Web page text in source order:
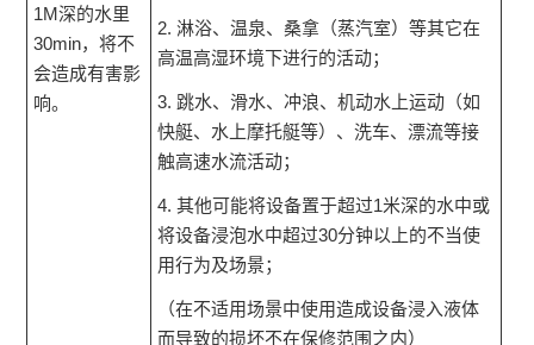
1M深的水里
30min，将不
会造成有害影
响。
2. 淋浴、温泉、桑拿（蒸汽室）等其它在
高温高湿环境下进行的活动；
3. 跳水、滑水、冲浪、机动水上运动（如
快艇、水上摩托艇等）、洗车、漂流等接
触高速水流活动；
4. 其他可能将设备置于超过1米深的水中或
将设备浸泡水中超过30分钟以上的不当使
用行为及场景；
（在不适用场景中使用造成设备浸入液体
而导致的损坏不在保修范围之内）